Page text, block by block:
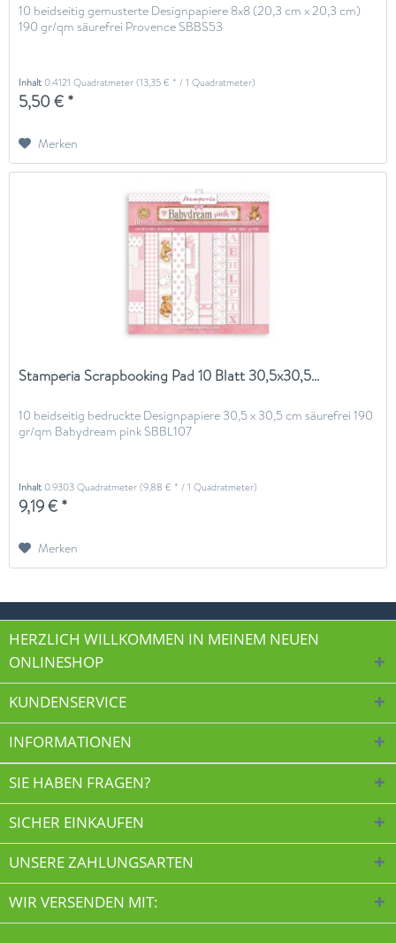
10 beidseitig gemusterte Designpapiere 8x8 (20,3 cm x 20,3 cm)
190 gr/qm säurefrei Provence SBBS53
Inhalt0.4121 Quadratmeter(13,35 € * / 1 Quadratmeter)
5,50 € *
Merken
Stamperia Scrapbooking Pad 10 Blatt 30,5x30,5...
10 beidseitig bedruckte Designpapiere 30,5 x 30,5 cm säurefrei 190
gr/qm Babydream pink SBBL107
Inhalt0.9303 Quadratmeter(9,88 € * / 1 Quadratmeter)
9,19 € *
Merken
HERZLICH WILLKOMMEN IN MEINEM NEUEN
ONLINESHOP
KUNDENSERVICE
INFORMATIONEN
SIE HABEN FRAGEN?
SICHER EINKAUFEN
UNSERE ZAHLUNGSARTEN
WIR VERSENDEN MIT: